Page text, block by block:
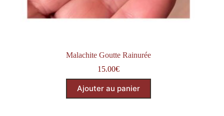
Malachite Goutte Rainurée
15.00€
Ajouter au panier